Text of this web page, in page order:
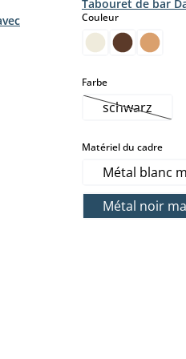
pour le moment.)
pas disponible pour le
pour le moment.)
Tabouret de bar
Couleurselect
Farbeselect
schwarz
(Cette
Matériel du cadreselect
Métal blanc
Métal noir